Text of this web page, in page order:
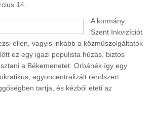
14.
A kormány
Szent Inkvizíciót
ellen, vagyis inkább a közműszolgáltatók
ez egy igazi populista húzás, biztos
a Békemenetet. Orbánék így egy
agyoncentralizált rendszert
tartja, és kézből eteti az